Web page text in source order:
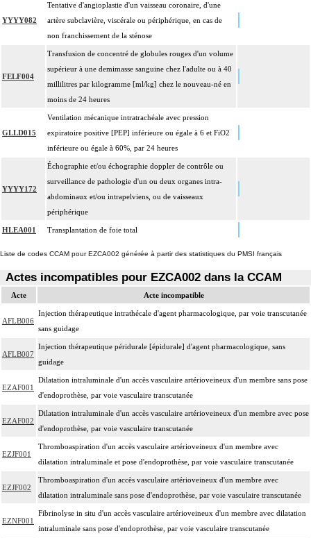
YYYY082
Tentative d'angioplastie d'un vaisseau coronaire, d'une
artère subclavière, viscérale ou périphérique, en cas de
non franchissement de la sténose
FELF004
Transfusion de concentré de globules rouges d'un volume
supérieur à une demimasse sanguine chez l'adulte ou à 40
millilitres par kilogramme [ml/kg] chez le nouveau-né en
moins de 24 heures
GLLD015
Ventilation mécanique intratrachéale avec pression
expiratoire positive [PEP] inférieure ou égale à 6 et FiO2
inférieure ou égale à 60%, par 24 heures
YYYY172
Échographie et/ou échographie doppler de contrôle ou
surveillance de pathologie d'un ou deux organes intra-
abdominaux et/ou intrapelviens, ou de vaisseaux
périphérique
HLEA001 Transplantation de foie total
Liste de codes CCAM pour EZCA002 générée à partir des statistiques du PMSI français
Actes incompatibles pour EZCA002 dans la CCAM
Acte Acte incompatible
AFLB006
Injection thérapeutique intrathécale d'agent pharmacologique, par voie transcutanée
sans guidage
AFLB007
Injection thérapeutique péridurale [épidurale] d'agent pharmacologique, sans
guidage
EZAF001
Dilatation intraluminale d'un accès vasculaire artérioveineux d'un membre sans pose
d'endoprothèse, par voie vasculaire transcutanée
EZAF002
Dilatation intraluminale d'un accès vasculaire artérioveineux d'un membre avec pose
d'endoprothèse, par voie vasculaire transcutanée
EZJF001
Thromboaspiration d'un accès vasculaire artérioveineux d'un membre avec
dilatation intraluminale et pose d'endoprothèse, par voie vasculaire transcutanée
EZJF002
Thromboaspiration d'un accès vasculaire artérioveineux d'un membre avec
dilatation intraluminale sans pose d'endoprothèse, par voie vasculaire transcutanée
EZNF001
Fibrinolyse in situ d'un accès vasculaire artérioveineux d'un membre avec dilatation
intraluminale sans pose d'endoprothèse, par voie vasculaire transcutanée